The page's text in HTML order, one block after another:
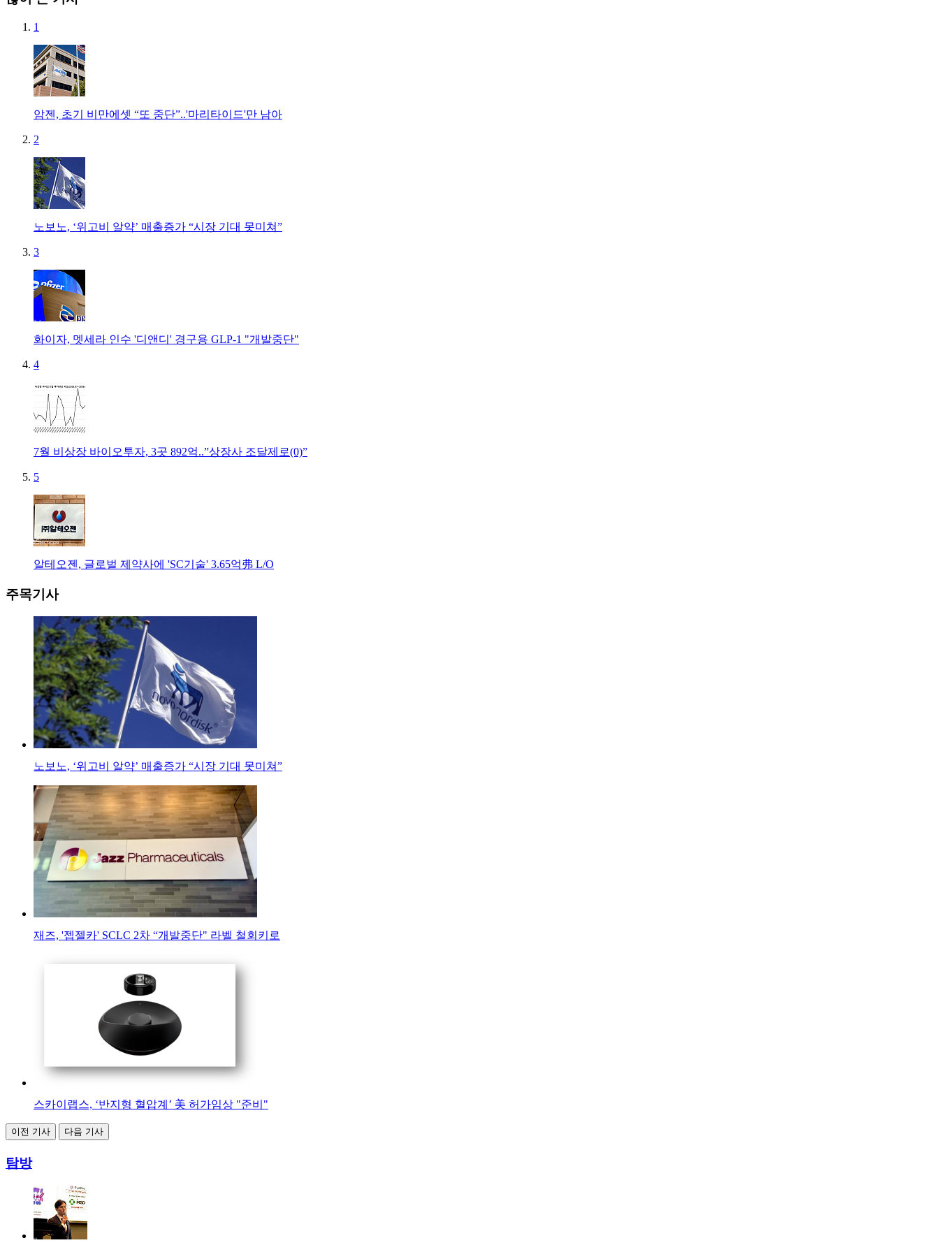
1
암젠, 초기 비만에셋 “또 중단”..'마리타이드'만 남아
2
노보노, ‘위고비 알약’ 매출증가 “시장 기대 못미쳐”
3
화이자, 멧세라 인수 '디앤디' 경구용 GLP-1 "개발중단"
4
7월 비상장 바이오투자, 3곳 892억..”상장사 조달제로(0)”
5
알테오젠, 글로벌 제약사에 'SC기술' 3.65억弗 L/O
주목기사
노보노, ‘위고비 알약’ 매출증가 “시장 기대 못미쳐”
재즈, '젭젤카' SCLC 2차 “개발중단" 라벨 철회키로
스카이랩스, ‘반지형 혈압계’ 美 허가임상 "준비"
이전 기사 다음 기사
탐방